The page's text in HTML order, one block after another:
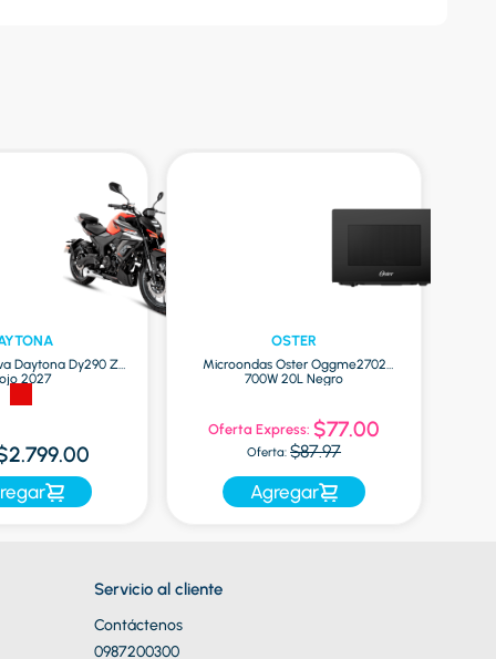
Daytona Dy290 Zr
2027
OSTER
Microondas Oster Oggme2702
700W 20L Negro
Oferta Express: $77.00
Oferta: $87.97
Agregar
Servicio al cliente
Contáctenos
0987200300